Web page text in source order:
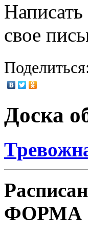
свое
Доска
ФОРМА